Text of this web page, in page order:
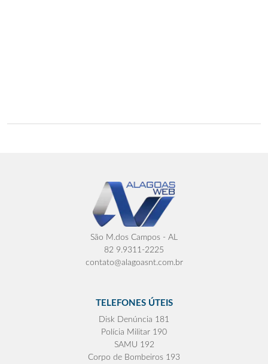
São M.dos Campos - AL
82 9.9311-2225
contato@alagoasnt.com.br
TELEFONES ÚTEIS
Disk Denúncia 181
Polícia Militar 190
SAMU 192
Corpo de Bombeiros 193